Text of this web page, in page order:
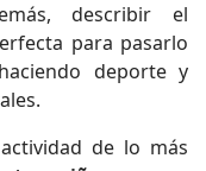
describir el
para pasarlo
deporte y
de lo más